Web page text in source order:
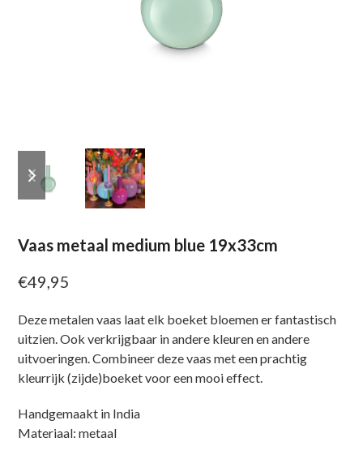
previous
slide
next
slide
Vaas metaal medium blue 19x33cm
€49,95
Deze metalen vaas laat elk boeket bloemen er fantastisch
uitzien. Ook verkrijgbaar in andere kleuren en andere
uitvoeringen. Combineer deze vaas met een prachtig
kleurrijk (zijde)boeket voor een mooi effect.
Handgemaakt in India
Materiaal: metaal